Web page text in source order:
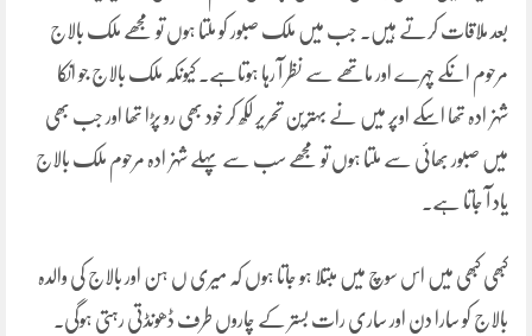
بعد ملاقات کرتے ہیں۔ جب میں ملک صبور کو ملتا ہوں تو مجھے ملک بالاج
مرحوم انکے چہرے اور ماتھے سے نظر آ رہا ہوتاہے۔ کیونکہ ملک بالاج جو انکا
شہزادہ تھا اسکے اوپر میں نے بہترین تحریر لکھ کر خود بھی رو پڑا تھا اور جب بھی
میں صبور بھائی سے ملتا ہوں تو مجھے سب سے پہلے شہزادہ مرحوم ملک بالاج
یاد آ جاتا ہے۔
کبھی کبھی میں اس سوچ میں مبتلا ہو جاتا ہوں کہ میری ں ہن اور بالاج کی والدہ
بالاج کو سارا دن اور ساری رات بستر کے چاروں طرف ڈھونڈتی رہتی ہوگی۔